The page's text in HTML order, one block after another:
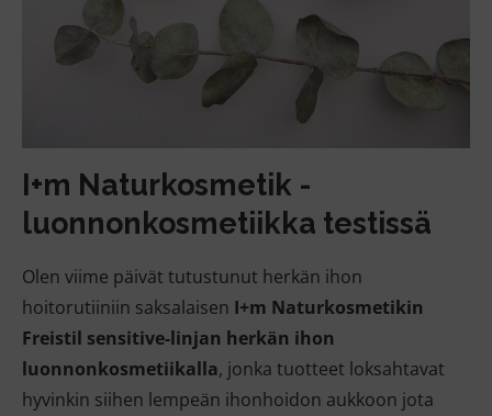
I+m Naturkosmetik -
luonnonkosmetiikka testissä
Olen viime päivät tutustunut herkän ihon
hoitorutiiniin saksalaisen I+m Naturkosmetikin
Freistil sensitive-linjan herkän ihon
luonnonkosmetiikalla, jonka tuotteet loksahtavat
hyvinkin siihen lempeän ihonhoidon aukkoon jota